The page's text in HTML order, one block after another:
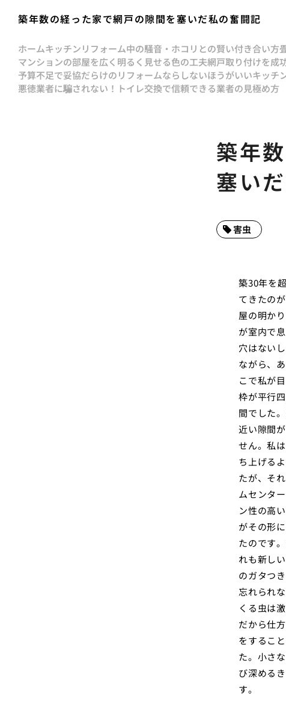
築年数の経った家で網戸の隙間を塞いだ私の奮闘記
ホームキッチンリフォーム中の騒音・ホコリとの賢い付き合い方
マンションの部屋を広く明るく見せる色の工夫網戸取り付けを成
予算不足で妥協だらけのリフォームならしないほうがいいキッチ
悪徳業者に騙されない！トイレ交換で信頼できる業者の見極め方
築年
塞い
害虫
築30年を
てきたの
屋の明か
が室内で
穴はない
ながら、
こで私が
枠が平行
間でした
近い隙間
せん。私
ち上げる
たが、そ
ムセンタ
ン性の高
がその形
たのです
れも新し
のガタつ
忘れられ
くる虫は
だから仕
をするこ
た。小さ
び深める
す。